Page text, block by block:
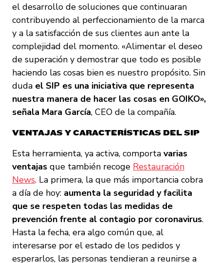
el desarrollo de soluciones que continuaran
contribuyendo al perfeccionamiento de la marca
y a la satisfacción de sus clientes aun ante la
complejidad del momento. «Alimentar el deseo
de superación y demostrar que todo es posible
haciendo las cosas bien es nuestro propósito. Sin
duda el SIP es una iniciativa que representa
nuestra manera de hacer las cosas en GOIKO»,
señala Mara García, CEO de la compañía.
VENTAJAS Y CARACTERÍSTICAS DEL SIP
Esta herramienta, ya activa, comporta varias
ventajas que también recoge Restauración
News. La primera, la que más importancia cobra
a día de hoy: aumenta la seguridad y facilita
que se respeten todas las medidas de
prevención frente al contagio por coronavirus.
Hasta la fecha, era algo común que, al
interesarse por el estado de los pedidos y
esperarlos, las personas tendieran a reunirse a